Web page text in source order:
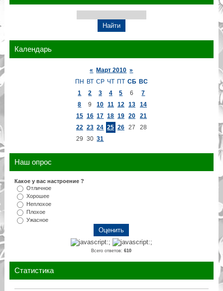
Календарь
« Март 2010 »
ПН ВТ СР ЧТ ПТ СБ ВС
1
2 3 4 5 6
7
8
9 10 11 12 13
14
15 16 17 18 19 20
21
22 23 24 25 26 27
28
29 30 31
Наш опрос
Какое у вас настроение ?
Отличное
Хорошее
Неплохое
Плохое
Ужасное
Всего ответов:610
Статистика